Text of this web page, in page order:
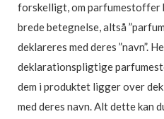
forskelligt, om parfumestoffer
brede betegnelse, altså
deklareres med deres ”navn”.
deklarationspligtige
dem i produktet ligger over
med deres navn. Alt dette kan